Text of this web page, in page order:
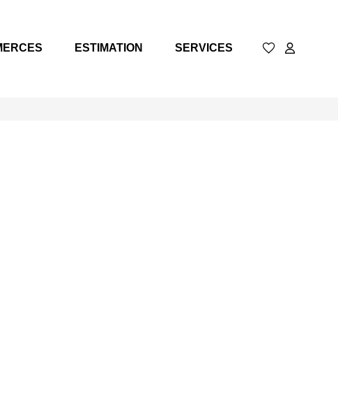
ESTIMATION SERVICES